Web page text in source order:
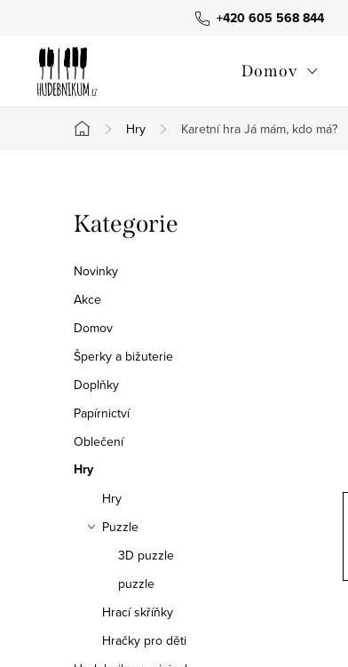
+420 605 568 844
Domov
Domů
Hry Karetní hra Já mám, kdo má?
o
s
t
r
a
n
n
í
Přeskočit
kategorie
Kategorie
Novinky
Akce
Domov
Šperky a bižuterie
Doplňky
Papírnictví
Oblečení
Hry
Hry
Puzzle
3D puzzle
puzzle
Hrací skříňky
Hračky pro děti